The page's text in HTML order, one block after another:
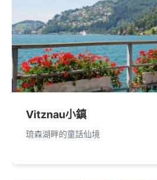
Vitznau小鎮
琉森湖畔的童話仙境